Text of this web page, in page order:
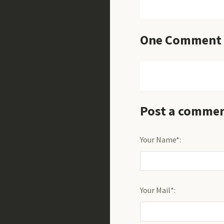
One Comment
Post a
Your Name*:
Your Mail*: